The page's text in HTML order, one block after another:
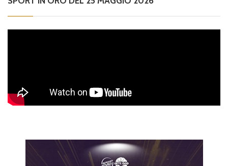
SPORT IN ORO DEL 25 MAGGIO 2026